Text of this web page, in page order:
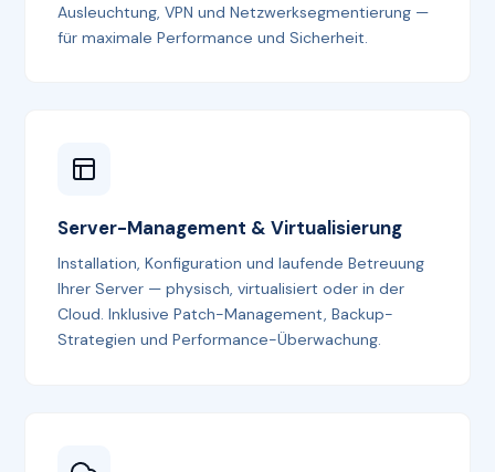
Ausleuchtung, VPN und Netzwerksegmentierung —
für maximale Performance und Sicherheit.
Server-Management & Virtualisierung
Installation, Konfiguration und laufende Betreuung
Ihrer Server — physisch, virtualisiert oder in der
Cloud. Inklusive Patch-Management, Backup-
Strategien und Performance-Überwachung.